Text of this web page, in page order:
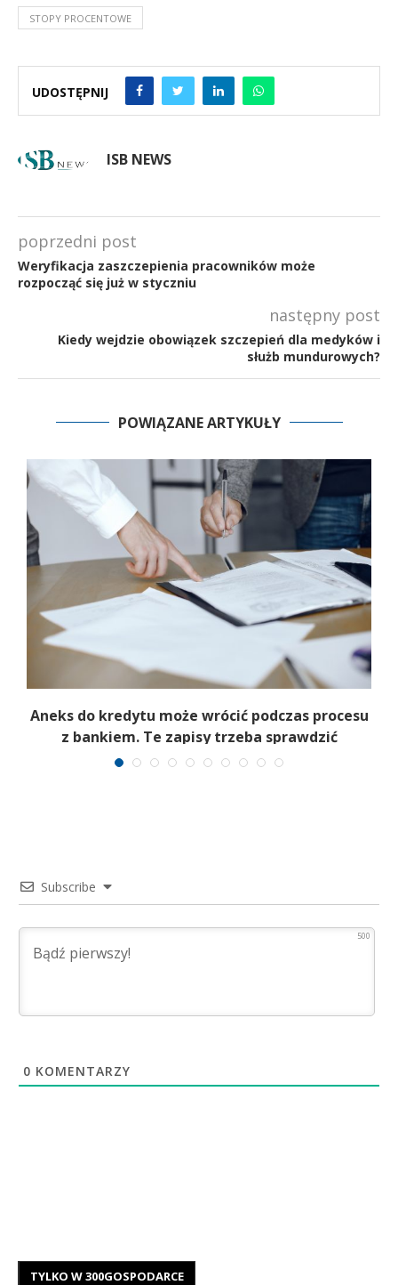
STOPY PROCENTOWE
UDOSTĘPNIJ
ISB NEWS
poprzedni post
Weryfikacja zaszczepienia pracowników może
rozpocząć się już w styczniu
następny post
Kiedy wejdzie obowiązek szczepień dla medyków i
służb mundurowych?
POWIĄZANE ARTYKUŁY
Aneks do kredytu może wrócić podczas procesu
z bankiem. Te zapisy trzeba sprawdzić
Subscribe
500
0 KOMENTARZY
TYLKO W 300GOSPODARCE